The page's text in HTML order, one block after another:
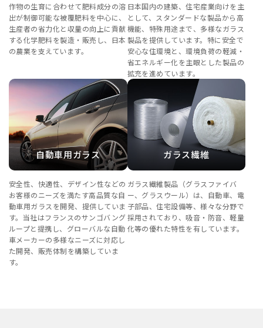
作物の生育に合わせて肥料成分の溶
出が制御可能な被覆肥料を中心に、
生産者の省力化と収量の向上に貢献
する化学肥料を製造・販売し、日本
の農業を支えています。
日本国内の建築、住宅産業向けを主
として、スタンダードな製品から高
機能、特殊用途まで、多様なガラス
製品を提供しています。特に安全で
安心な住環境と、環境負荷の軽減・
省エネルギー化を主眼とした製品の
拡充を進めています。
自動車用ガラス
安全性、快適性、デザイン性などの
お客様のニーズを満たす高品質な自
動車用ガラスを開発、提供していま
す。当社はフランスのサンゴバング
ループと提携し、グローバルな自動
車メーカーの多様なニーズに対応し
た開発、販売体制を構築していま
す。
ガラス繊維
ガラス繊維製品（グラスファイバ
ー、グラスウール）は、自動車、電
子部品、住宅設備等、様々な分野で
採用されており、吸音・防音、軽量
化等の優れた特性を有しています。